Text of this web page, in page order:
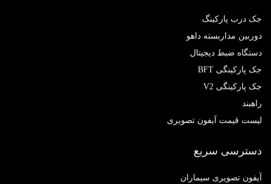
جک درب پارکینگ
دوربین مداربسته داهو
دستگاه ضبط دیجیتال
جک پارکینگی BFT
جک پارکینگی V2
راهبند
لیست قیمت آیفون تصویری
دسترسی سریع
آیفون تصویری سیماران